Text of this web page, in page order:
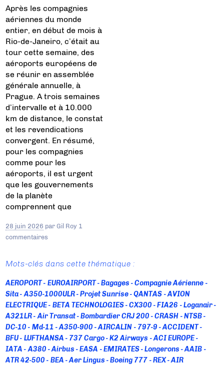
Mots-clés dans cette thématique :
AEROPORT EUROAIRPORT Bagages
Compagnie Aérienne
Sita
A350-1000ULR Projet Sunrise QANTAS
AVION
ELECTRIQUE
BETA TECHNOLOGIES CX300 FIA26
Loganair
A321LR
Air Transat Bombardier CRJ 200 CRASH
NTSB
DC-10
Md-11 A350-900 AIRCALIN 797-9
ACCIDENT
BFU
LUFTHANSA 737 Cargo K2 Airways
ACI EUROPE
IATA
A380 Airbus EASA EMIRATES Longerons
AAIB
ATR 42-500
BEA Aer Lingus Boeing 777 REX AIR
Après les compagnies
aériennes du monde
entier, en début de mois à
Rio-de-Janeiro, c’était au
tour cette semaine, des
aéroports européens de
se réunir en assemblée
générale annuelle, à
Prague. A trois semaines
d’intervalle et à 10.000
km de distance, le constat
et les revendications
convergent. En résumé,
pour les compagnies
comme pour les
aéroports, il est urgent
que les gouvernements
de la planète
comprennent que
28 juin 2026 parGil Roy 1
commentaires